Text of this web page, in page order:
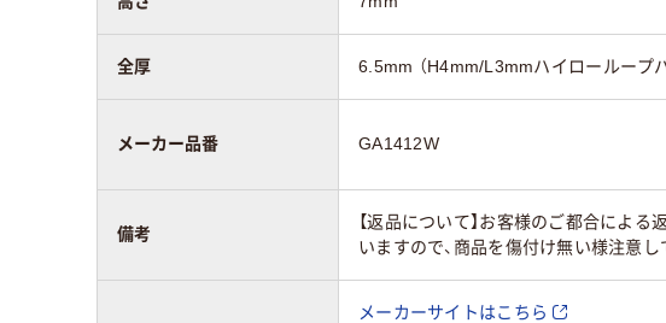
全厚 6.5mm （H4mm/L3mmハイローループパ
メーカー品番 GA1412W
備考
【返品について】お客様のご都合によ
いますので、商品を傷付け無い様注意し
メーカーサイトはこちら